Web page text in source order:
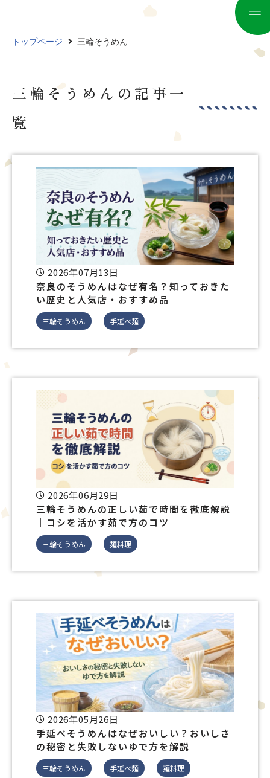
ン
ツ
ス
プ
トップページ 三輪そうめん
三輪そうめんの記事一
覧
2026年07月13日
奈良のそうめんはなぜ有名？知っておきた
い歴史と人気店・おすすめ品
三輪そうめん 手延べ麺
2026年06月29日
三輪そうめんの正しい茹で時間を徹底解説
｜コシを活かす茹で方のコツ
三輪そうめん 麺料理
2026年05月26日
手延べそうめんはなぜおいしい？おいしさ
の秘密と失敗しないゆで方を解説
三輪そうめん 手延べ麵 麺料理